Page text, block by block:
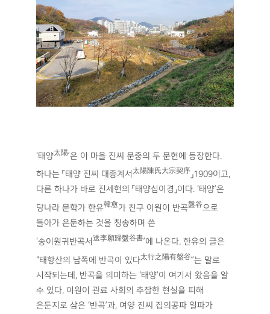
‘태양太陽’은 이 마을 진씨 문중의 두 문헌에 등장한다.
하나는 「태양 진씨 대종계서 太陽陳氏大宗契序 」1909이고,
다른 하나가 바로 진세현의 「태양십이경」이다. ‘태양’은
당나라 문학가 한유韓愈가 친구 이원이 반곡盤谷으로
돌아가 은둔하는 것을 칭송하며 쓴
‘송이원귀반곡서 送李願歸盤谷書’에 나온다. 한유의 글은
“태항산의 남쪽에 반곡이 있다太行之陽有盤谷”는 말로
시작되는데, 반곡을 의미하는 ‘태양’이 여기서 왔음을 알
수 있다. 이원이 관료 사회의 추잡한 현실을 피해
은둔지로 삼은 ‘반곡’과, 여양 진씨 집의공파 일파가